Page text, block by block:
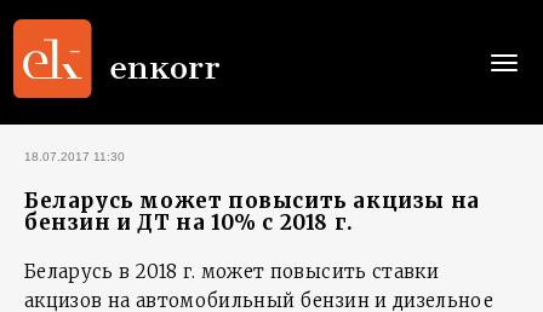
18.07.2017 11:30
Беларусь может повысить акцизы на
бензин и ДТ на 10% с 2018 г.
Беларусь в 2018 г. может повысить ставки
акцизов на автомобильный бензин и дизельное